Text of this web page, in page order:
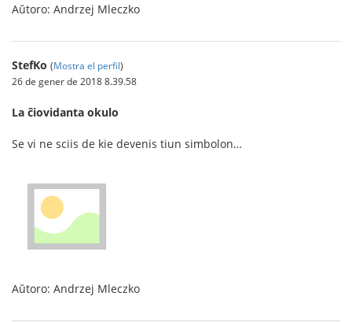
Aŭtoro: Andrzej Mleczko
StefKo (Mostra el perfil)
26 de gener de 2018 8.39.58
La ĉiovidanta okulo
Se vi ne sciis de kie devenis tiun simbolon…
Aŭtoro: Andrzej Mleczko